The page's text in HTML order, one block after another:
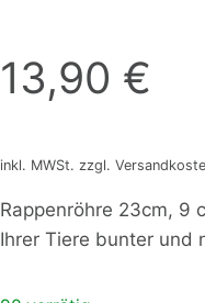
13,90 €
inkl. MWSt. zzgl.
Rappenröhre 23cm, 9
Ihrer Tiere bunter und